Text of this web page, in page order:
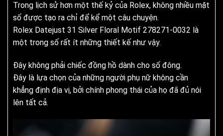
Trong lịch sử hơn một thế kỷ của Rolex, không nhiều mặt
số được tạo ra chỉ để kể một câu chuyện.
Rolex Datejust 31 Silver Floral Motif 278271-0032 là
một trong số rất ít những thiết kế như vậy.
Đây không phải chiếc đồng hồ dành cho số đông.
Đây là lựa chọn của những người phụ nữ không cần
khẳng định địa vị, bởi chính phong thái của họ đã đủ nói
lên tất cả.